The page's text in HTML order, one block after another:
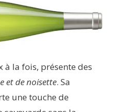
à la fois, présente des
et de noisette. Sa
une touche de